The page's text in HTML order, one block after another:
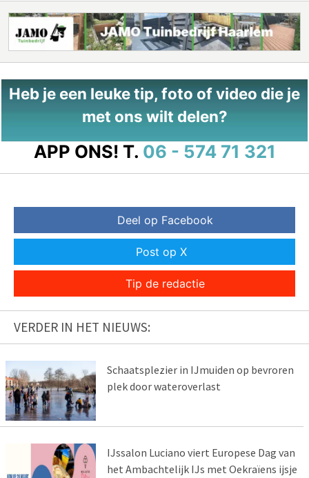
Heb je een leuke tip, foto of video die je
met ons wilt delen?
APP ONS! T. 06 - 574 71 321
Deel op Facebook
Post op X
Tip de redactie
VERDER IN HET NIEUWS:
Schaatsplezier in IJmuiden op bevroren
plek door wateroverlast
IJssalon Luciano viert Europese Dag van
het Ambachtelijk IJs met Oekraïens ijsje